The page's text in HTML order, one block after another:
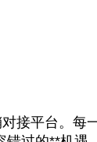
接平台。